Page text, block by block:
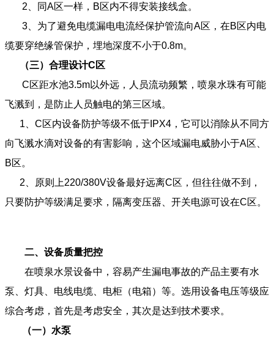
2、同A区一样，B区内不得安装接线盒。
3、为了避免电缆漏电电流经保护管流向A区，在B区内电
缆要穿绝缘管保护，埋地深度不小于0.8m。
（三）合理设计C 区
C区距水池3.5m以外远，人员流动频繁，喷泉水珠有可能
飞溅到，是防止人员触电的第三区域。
1、C区内设备防护等级不低于IPX4，它可以消除从不同方
向飞溅水滴对设备的有害影响，这个区域漏电威胁小于A区、
B区。
2、原则上220/380V设备最好远离C区，但往往做不到，
只要防护等级满足要求，隔离变压器、开关电源可设在C区。
二、设备质量把控
在喷泉水景设备中，容易产生漏电事故的产品主要有水
泵、灯具、电线电缆、电柜（电箱）等。选用设备电压等级应
综合考虑，首先是考虑安全，其次是达到技术要求。
（一）水泵